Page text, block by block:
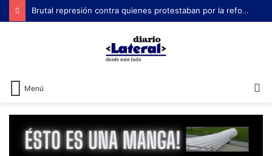
Menú